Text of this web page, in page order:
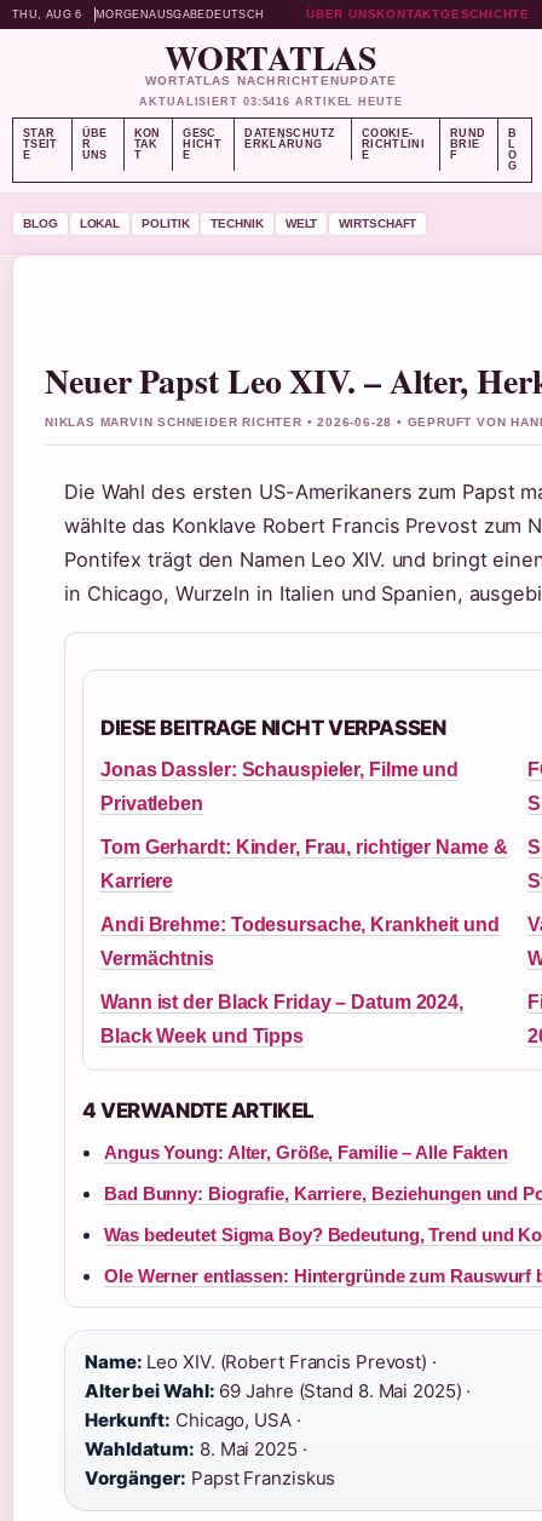
THU, AUG 6 MORGENAUSGABE DEUTSCH ÜBER UNSKONTAKTGESCHICHTE
WORTATLAS
WORTATLAS NACHRICHTENUPDATE
AKTUALISIERT 03:5416 ARTIKEL HEUTE
STAR
TSEIT
E
ÜBE
R
UNS
KON
TAK
T
GESC
HICHT
E
DATENSCHUTZ
ERKLÄRUNG
COOKIE-
RICHTLINI
E
RUND
BRIE
F
B
L
O
G
BLOG LOKAL POLITIK TECHNIK WELT WIRTSCHAFT
Neuer Papst Leo XIV. – Alter,
NIKLAS MARVIN SCHNEIDER RICHTER • 2026-06-28 • GEPRUFT VON
Die Wahl des ersten US-Amerikaners zum Papst
wählte das Konklave Robert Francis Prevost zum
Pontifex trägt den Namen Leo XIV. und bringt
in Chicago, Wurzeln in Italien und Spanien,
DIESE BEITRAGE NICHT VERPASSEN
Jonas Dassler: Schauspieler, Filme und
Privatleben
Tom Gerhardt: Kinder, Frau, richtiger Name &
Karriere
Andi Brehme: Todesursache, Krankheit und
Vermächtnis
Wann ist der Black Friday – Datum 2024,
Black Week und Tipps
4 VERWANDTE ARTIKEL
Angus Young: Alter, Größe, Familie – Alle Fakten
Bad Bunny: Biografie, Karriere, Beziehungen und
Was bedeutet Sigma Boy? Bedeutung, Trend und
Ole Werner entlassen: Hintergründe zum Rauswurf
Name: Leo XIV. (Robert Francis Prevost) ·
Alter bei Wahl: 69 Jahre (Stand 8. Mai 2025) ·
Herkunft: Chicago, USA ·
Wahldatum: 8. Mai 2025 ·
Vorgänger: Papst Franziskus